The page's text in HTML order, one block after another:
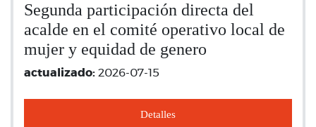
Segunda participación directa del
acalde en el comité operativo local de
mujer y equidad de genero
actualizado: 2026-07-15
Detalles